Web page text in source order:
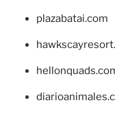
plazabatai.com